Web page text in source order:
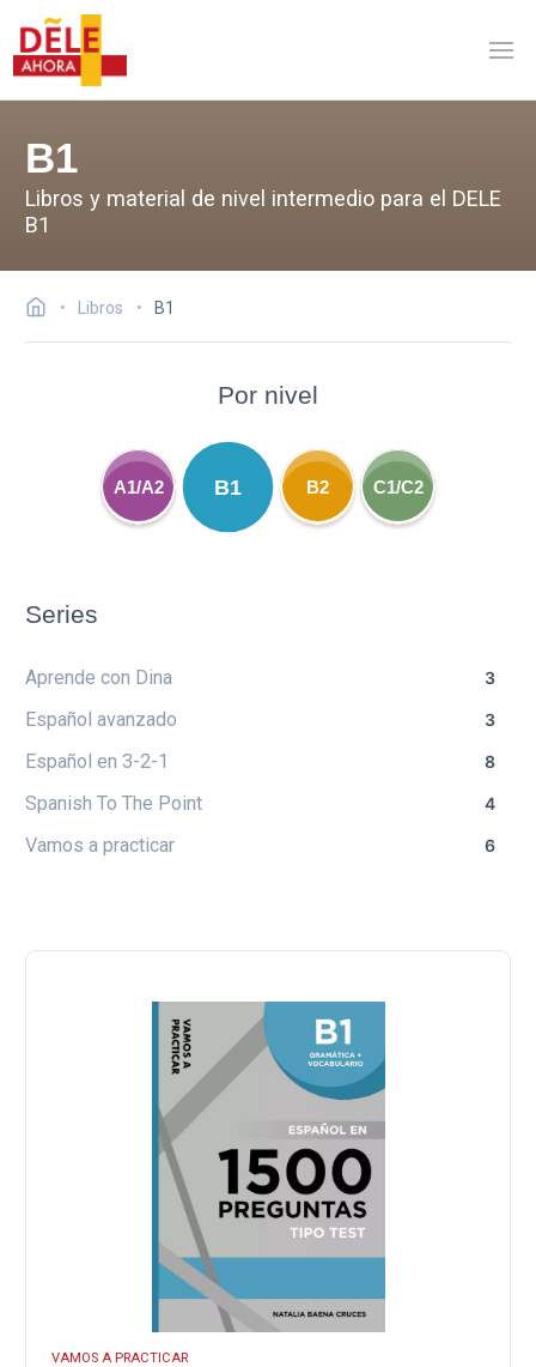
B1
Libros y material de nivel intermedio para el DELE
B1
Libros B1
Por nivel
A1/A2 B1 B2 C1/C2
Series
Aprende con Dina 3
Español avanzado 3
Español en 3-2-1 8
Spanish To The Point 4
Vamos a practicar 6
VAMOS A PRACTICAR